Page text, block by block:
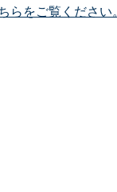
らをご覧ください。